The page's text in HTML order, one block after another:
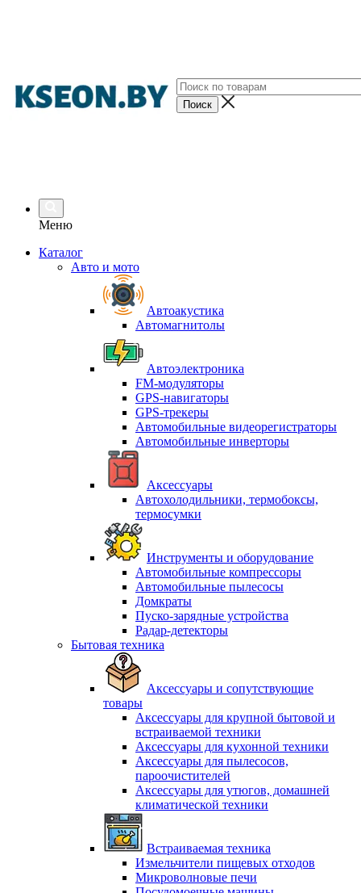
Меню
Каталог
Авто и мото
Автоакустика
Автомагнитолы
Автоэлектроника
FM-модуляторы
GPS-навигаторы
GPS-трекеры
Автомобильные видеорегистраторы
Автомобильные инверторы
Аксессуары
Автохолодильники, термобоксы,
термосумки
Инструменты и оборудование
Автомобильные компрессоры
Автомобильные пылесосы
Домкраты
Пуско-зарядные устройства
Радар-детекторы
Бытовая техника
Аксессуары и сопутствующие
товары
Аксессуары для крупной бытовой и
встраиваемой техники
Аксессуары для кухонной техники
Аксессуары для пылесосов,
пароочистителей
Аксессуары для утюгов, домашней
климатической техники
Встраиваемая техника
Измельчители пищевых отходов
Микроволновые печи